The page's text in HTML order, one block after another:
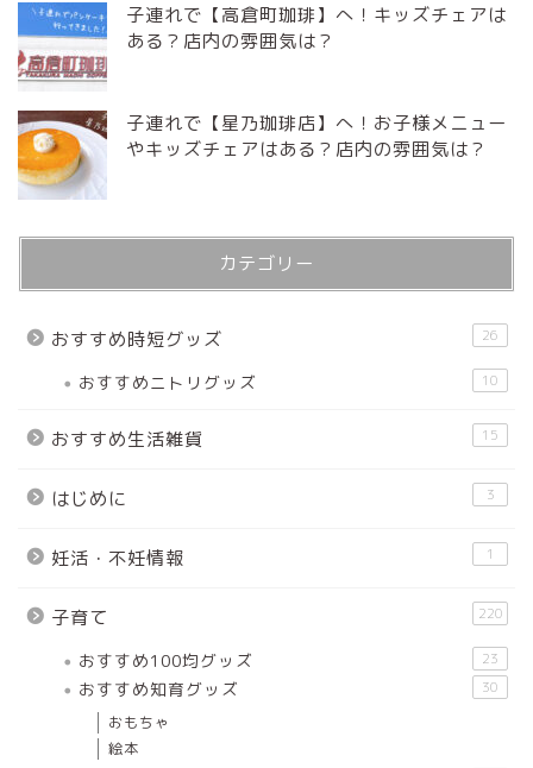
子連れで【高倉町珈琲】へ！キッズチェアは
ある？店内の雰囲気は？
子連れで【星乃珈琲店】へ！お子様メニュー
やキッズチェアはある？店内の雰囲気は？
カテゴリー
おすすめ時短グッズ 26
おすすめニトリグッズ 10
おすすめ生活雑貨 15
はじめに 3
妊活・不妊情報 1
子育て 220
おすすめ100均グッズ 23
おすすめ知育グッズ 30
おもちゃ
絵本